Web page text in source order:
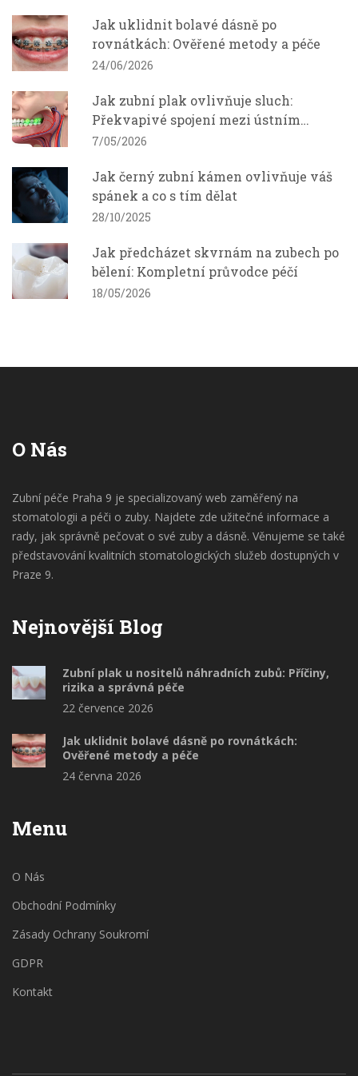
Jak uklidnit bolavé dásně po
rovnátkách: Ověřené metody a péče
24/06/2026
Jak zubní plak ovlivňuje sluch:
Překvapivé spojení mezi ústním
zdravím a ušmi
7/05/2026
Jak černý zubní kámen ovlivňuje váš
spánek a co s tím dělat
28/10/2025
Jak předcházet skvrnám na zubech po
bělení: Kompletní průvodce péčí
18/05/2026
O Nás
Zubní péče Praha 9 je specializovaný web zaměřený na
stomatologii a péči o zuby. Najdete zde užitečné informace a
rady, jak správně pečovat o své zuby a dásně. Věnujeme se také
představování kvalitních stomatologických služeb dostupných v
Praze 9.
Nejnovější Blog
Zubní plak u nositelů náhradních zubů: Příčiny,
rizika a správná péče
22 července 2026
Jak uklidnit bolavé dásně po rovnátkách:
Ověřené metody a péče
24 června 2026
Menu
O Nás
Obchodní Podmínky
Zásady Ochrany Soukromí
GDPR
Kontakt